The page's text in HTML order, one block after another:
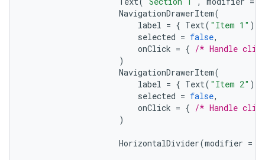
NavigationDrawerItem(
label = { Text( "Item 1" )
selected = false,
onClick = { /* Handle
)
NavigationDrawerItem(
label = { Text( "Item 2" )
selected = false,
onClick = { /* Handle
)
HorizontalDivider(modifier =